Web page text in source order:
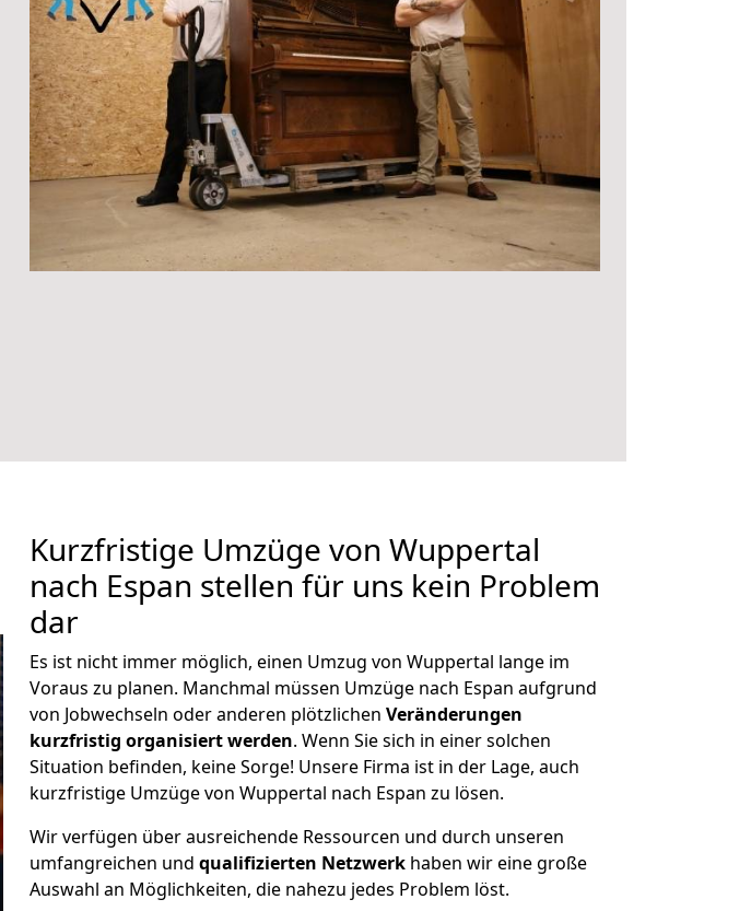
Kurzfristige Umzüge von Wuppertal
nach Espan stellen für uns kein Problem
dar
Es ist nicht immer möglich, einen Umzug von Wuppertal lange im
Voraus zu planen. Manchmal müssen Umzüge nach Espan aufgrund
von Jobwechseln oder anderen plötzlichen Veränderungen
kurzfristig organisiert werden. Wenn Sie sich in einer solchen
Situation befinden, keine Sorge! Unsere Firma ist in der Lage, auch
kurzfristige Umzüge von Wuppertal nach Espan zu lösen.
Wir verfügen über ausreichende Ressourcen und durch unseren
umfangreichen und qualifizierten Netzwerk haben wir eine große
Auswahl an Möglichkeiten, die nahezu jedes Problem löst.